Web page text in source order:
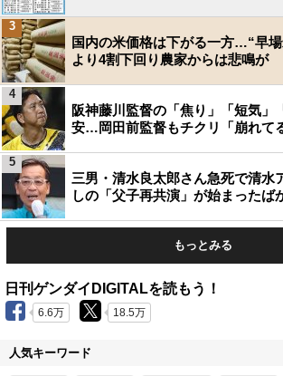
国内の米価格は下がる一方…“早
より4割下回り農家からは悲鳴が
3
阪神藤川監督の「焦り」「短気」
安…岡田前監督もチクリ「崩れて
4
三男・清水良太郎さん急死で清
しの「父子再共演」が始まったば
5
もっとみる
日刊ゲンダイDIGITALを読もう！
6.6万 18.5万
人気キーワード